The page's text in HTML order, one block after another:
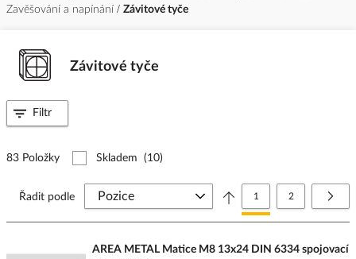
Zavěšování a napínání
Závitové tyče
Závitové tyče
83 Položky Skladem (10)
Stránka
Právě si prohlížíte
1 Stránka
2
Řadit podle
AREA METAL Matice M8 13x24 DIN 6334 spojovací
Filtr